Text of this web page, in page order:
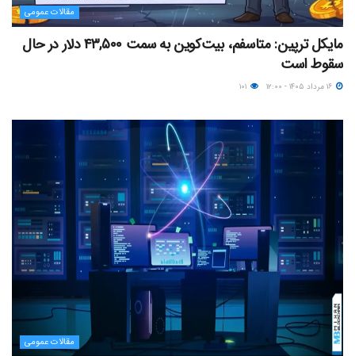
مقالات عمومی
مایکل ترپین: متاسفم، بیت‌کوین به سمت ۴۳,۵۰۰ دلار در حال
سقوط است
مقالات عمومی